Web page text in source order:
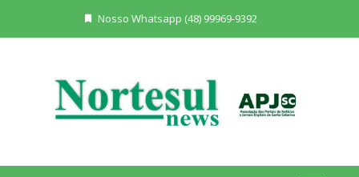
Nosso Whatsapp (48) 99969-9392